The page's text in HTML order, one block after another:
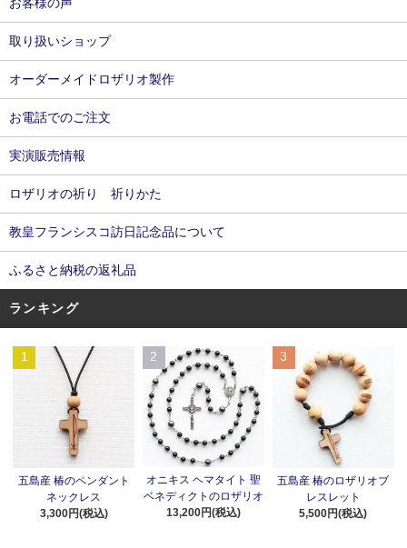
取り扱いショップ
オーダーメイドロザリオ製作
お電話でのご注文
実演販売情報
ロザリオの祈り 祈りかた
教皇フランシスコ訪日記念品について
ふるさと納税の返礼品
ランキング
1
五島産 椿のペンダント
ネックレス
3,300円(税込)
2
オニキス ヘマタイト 聖
ベネディクトのロザリオ
13,200円(税込)
3
五島産 椿のロザリオブ
レスレット
5,500円(税込)